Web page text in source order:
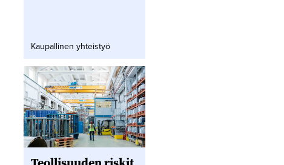
Kaupallinen yhteistyö